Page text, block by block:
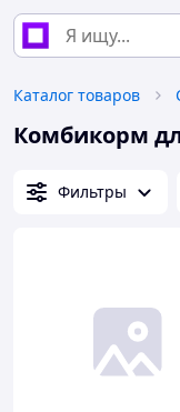
Каталог товаров
Комбикорм
Фильтры